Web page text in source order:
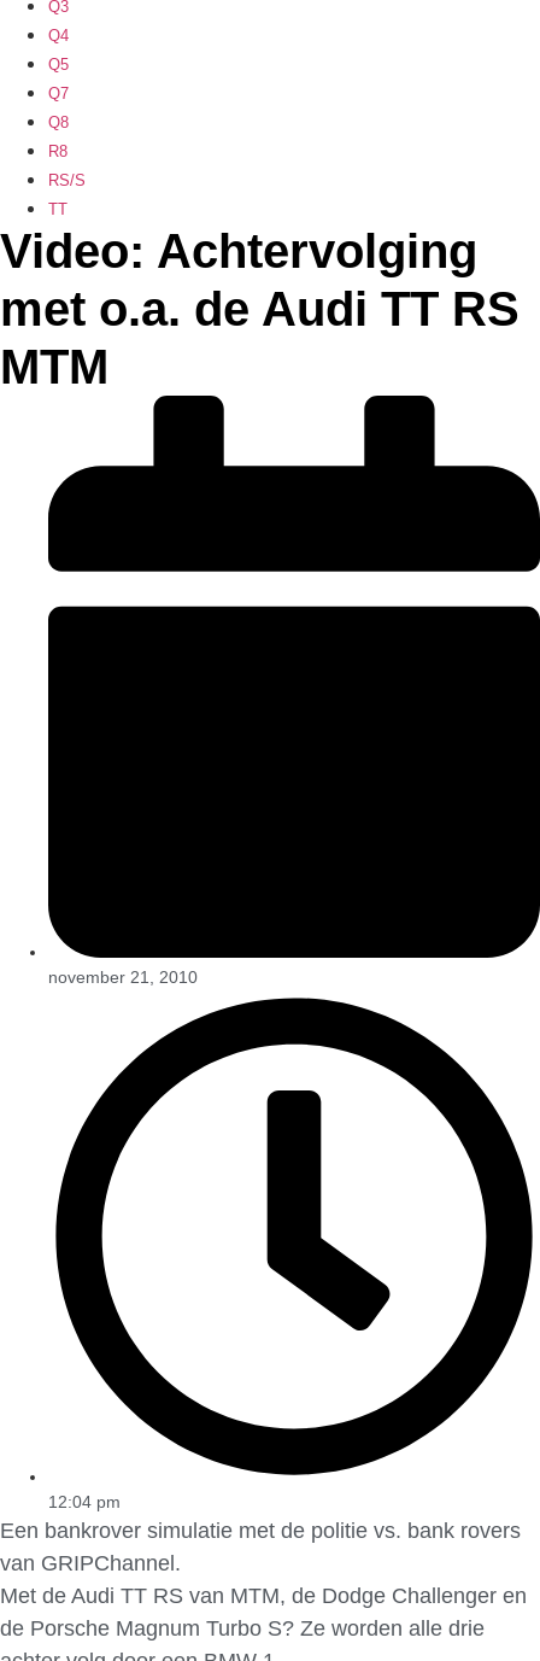
Q3
Q4
Q5
Q7
Q8
R8
RS/S
TT
Video: Achtervolging
met o.a. de Audi TT RS
MTM
november 21, 2010
12:04 pm
Een bankrover simulatie met de politie vs. bank rovers
van GRIPChannel.
Met de Audi TT RS van MTM, de Dodge Challenger en
de Porsche Magnum Turbo S? Ze worden alle drie